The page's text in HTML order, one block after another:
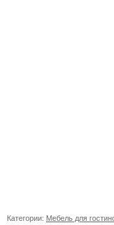
Категории: Мебель для